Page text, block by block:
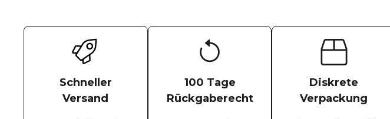
Schneller
Versand
100 Tage
Rückgaberecht
Diskrete
Verpackung